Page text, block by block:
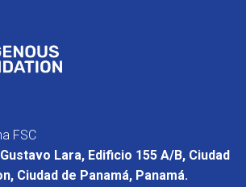
FSC
Lara, Edificio 155 A/B, Ciudad
Ciudad de Panamá, Panamá.